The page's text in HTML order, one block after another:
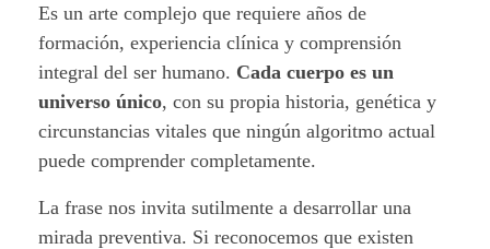
Es un arte complejo que requiere años de
formación, experiencia clínica y comprensión
integral del ser humano. Cada cuerpo es un
universo único, con su propia historia, genética y
circunstancias vitales que ningún algoritmo actual
puede comprender completamente.
La frase nos invita sutilmente a desarrollar una
mirada preventiva. Si reconocemos que existen